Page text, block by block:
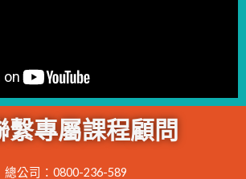
繫專屬課程顧問
總公司：0800-236-589